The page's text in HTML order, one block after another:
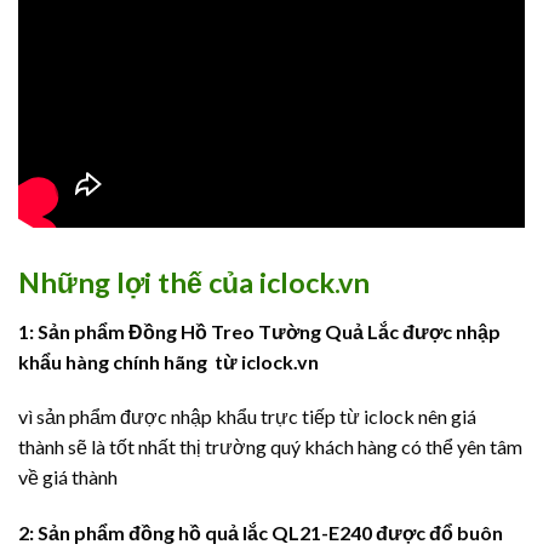
Những lợi thế của iclock.vn
1: Sản phẩm Đồng Hồ Treo Tường Quả Lắc được nhập
khẩu hàng chính hãng từ iclock.vn
vì sản phẩm được nhập khẩu trực tiếp từ iclock nên giá
thành sẽ là tốt nhất thị trường quý khách hàng có thể yên tâm
về giá thành
2: Sản phẩm đồng hồ quả lắc QL21-E240 được đổ buôn